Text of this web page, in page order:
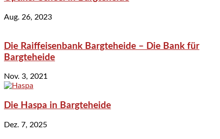
Aug. 26, 2023
Die Raiffeisenbank Bargteheide – Die Bank für
Bargteheide
Nov. 3, 2021
Die Haspa in Bargteheide
Dez. 7, 2025